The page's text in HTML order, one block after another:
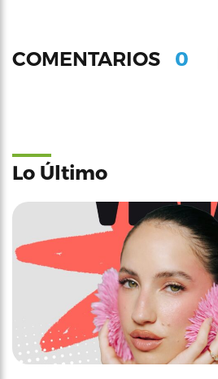
COMENTARIOS 0
Lo Último